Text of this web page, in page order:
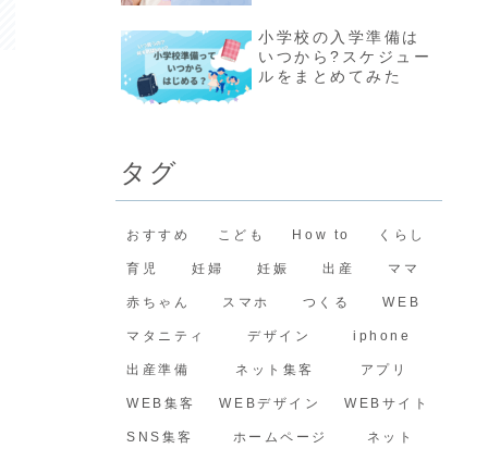
小学校の入学準備は
いつから?スケジュー
ルをまとめてみた
タグ
おすすめ こども How to くらし
育児 妊婦 妊娠 出産 ママ
赤ちゃん スマホ つくる WEB
マタニティ デザイン iphone
出産準備 ネット集客 アプリ
WEB集客 WEBデザイン WEBサイト
SNS集客 ホームページ ネット